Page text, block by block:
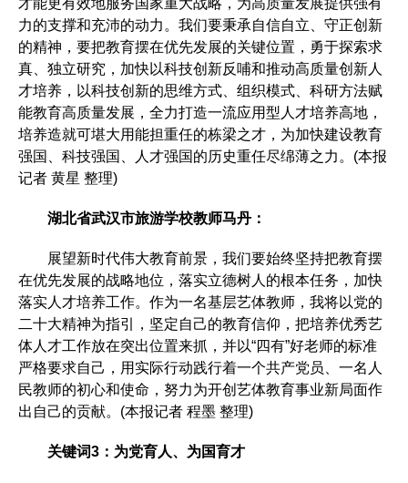
才能更有效地服务国家重大战略，为高质量发展提供强有
力的支撑和充沛的动力。我们要秉承自信自立、守正创新
的精神，要把教育摆在优先发展的关键位置，勇于探索求
真、独立研究，加快以科技创新反哺和推动高质量创新人
才培养，以科技创新的思维方式、组织模式、科研方法赋
能教育高质量发展，全力打造一流应用型人才培养高地，
培养造就可堪大用能担重任的栋梁之才，为加快建设教育
强国、科技强国、人才强国的历史重任尽绵薄之力。(本报
记者 黄星 整理)
湖北省武汉市旅游学校教师马丹：
展望新时代伟大教育前景，我们要始终坚持把教育摆
在优先发展的战略地位，落实立德树人的根本任务，加快
落实人才培养工作。作为一名基层艺体教师，我将以党的
二十大精神为指引，坚定自己的教育信仰，把培养优秀艺
体人才工作放在突出位置来抓，并以“四有”好老师的标准
严格要求自己，用实际行动践行着一个共产党员、一名人
民教师的初心和使命，努力为开创艺体教育事业新局面作
出自己的贡献。(本报记者 程墨 整理)
关键词3：为党育人、为国育才